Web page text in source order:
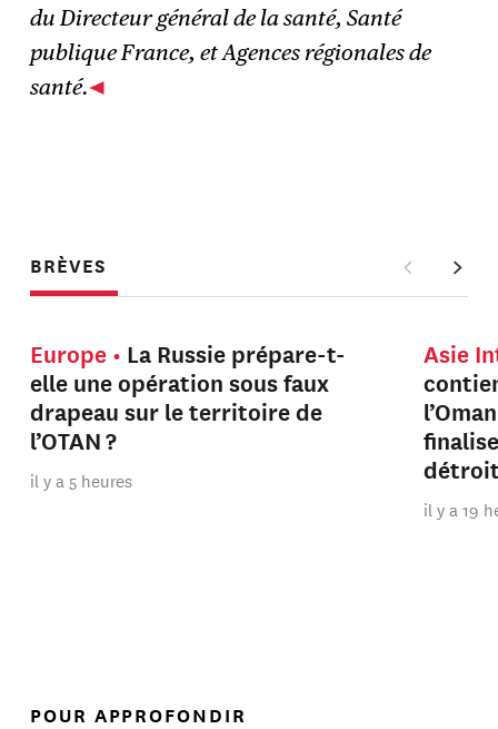
du Directeur général de la santé, Santé
publique France, et Agences régionales de
santé.
BRÈVES
Europe
La Russie prépare-t-
elle une opération sous faux
drapeau sur le territoire de
l’OTAN ?
il y a 5 heures
Asie
il y a 19
POUR APPROFONDIR